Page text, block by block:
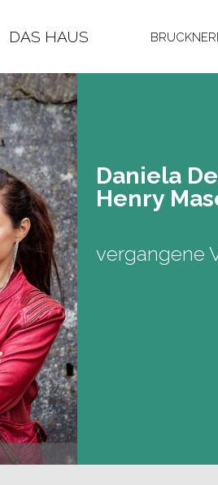
DAS HAUS
Da­nie­la
Henry
vergangene